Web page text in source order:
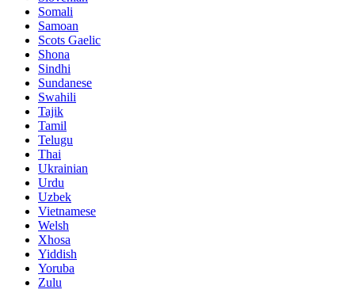
Somali
Samoan
Scots Gaelic
Shona
Sindhi
Sundanese
Swahili
Tajik
Tamil
Telugu
Thai
Ukrainian
Urdu
Uzbek
Vietnamese
Welsh
Xhosa
Yiddish
Yoruba
Zulu